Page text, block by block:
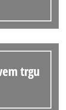
trgu